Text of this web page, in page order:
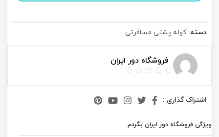
دسته: کوله پشتی مسافرتی
فروشگاه دور ایران
اشتراک گذاری :
ویژگی فروشگاه دور ایران بگردم